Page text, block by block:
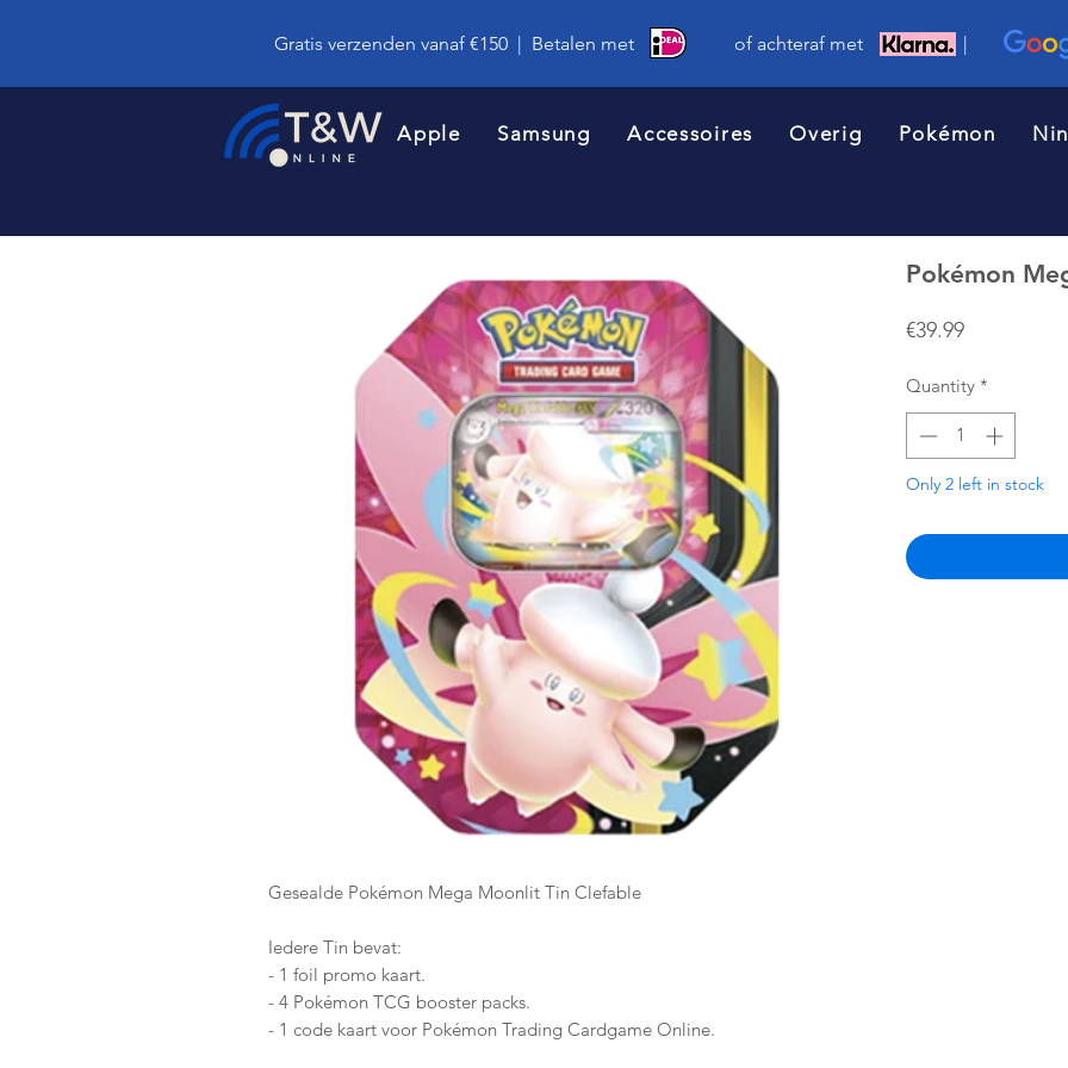
Gratis verzenden vanaf €150 | Betalen met of achteraf met |
Apple Samsung Accessoires Overig Pokémon
Gesealde Pokémon Mega Moonlit Tin Clefable
Iedere Tin bevat:
- 1 foil promo kaart.
- 4 Pokémon TCG booster packs.
- 1 code kaart voor Pokémon Trading Cardgame Online.
Pokémon
€39.99Price
Quantity *
Only 2 left in stock